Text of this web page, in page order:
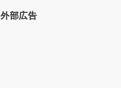
外部広告